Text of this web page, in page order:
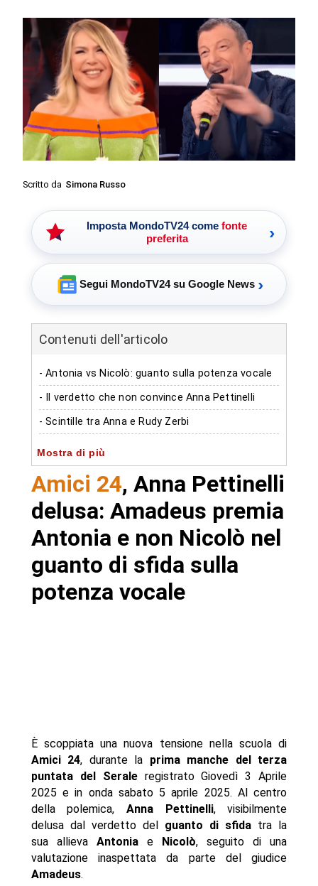
Scritto da Simona Russo
Imposta MondoTV24 come fonte
preferita
›
Segui MondoTV24 su Google News ›
Contenuti dell'articolo
- Antonia vs Nicolò: guanto sulla potenza vocale
- Il verdetto che non convince Anna Pettinelli
- Scintille tra Anna e Rudy Zerbi
- Amici 24: la competizione si accende
- Autore
Mostra di più
Amici 24, Anna Pettinelli
delusa: Amadeus premia
Antonia e non Nicolò nel
guanto di sfida sulla
potenza vocale
È scoppiata una nuova tensione nella scuola di
Amici 24, durante la prima manche del terza
puntata del Seraleregistrato Giovedì 3 Aprile
2025 e in onda sabato 5 aprile 2025. Al centro
della polemica, Anna Pettinelli, visibilmente
delusa dal verdetto del guanto di sfida tra la
sua allieva Antoniae Nicolò, seguito di una
valutazione inaspettata da parte del giudice
Amadeus.